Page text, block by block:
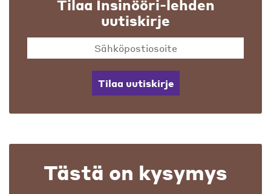
Tilaa Insinööri-lehden
uutiskirje
Tilaa uutiskirje
Tästä on kysymys